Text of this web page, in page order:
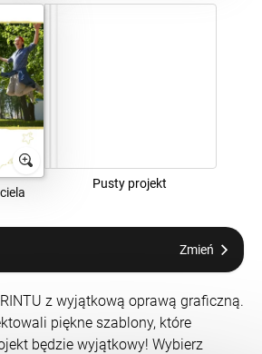
Pusty projekt
Zmień
z wyjątkową oprawą graficzną.
piękne szablony, które
będzie wyjątkowy! Wybierz